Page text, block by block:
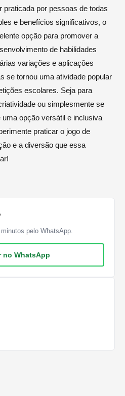
praticada por pessoas de todas
e benefícios significativos, o
opção para promover a
de habilidades
variações e aplicações
se tornou uma atividade popular
escolares. Seja para
ou simplesmente se
opção versátil e inclusiva
praticar o jogo de
e a diversão que essa
pelo WhatsApp.
no WhatsApp